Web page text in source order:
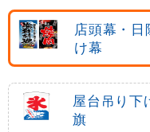
店頭幕・日
け幕
屋台吊り下
旗